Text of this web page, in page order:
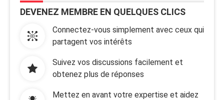
DEVENEZ MEMBRE EN QUELQUES CLICS
Connectez-vous simplement avec ceux qui
partagent vos intérêts
Suivez vos discussions facilement et
obtenez plus de réponses
Mettez en avant votre expertise et aidez